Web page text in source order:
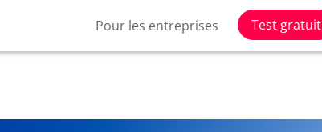
Pour les entreprises Test gratuit